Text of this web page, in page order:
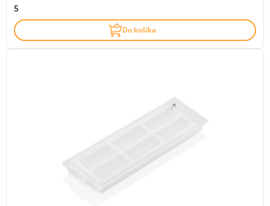
5
Do košíka